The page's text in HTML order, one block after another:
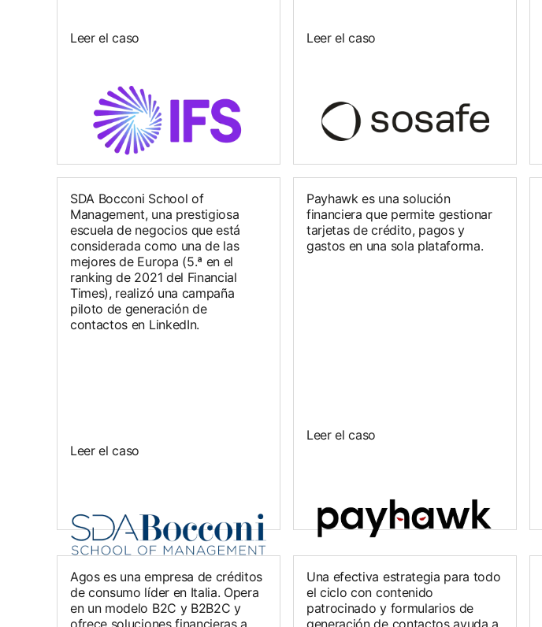
Leer el caso Leer el caso
SDA Bocconi School of
Management, una prestigiosa
escuela de negocios que está
considerada como una de las
mejores de Europa (5.ª en el
ranking de 2021 del Financial
Times), realizó una campaña
piloto de generación de
contactos en LinkedIn.
Leer el caso
Payhawk es una solución
financiera que permite gestionar
tarjetas de crédito, pagos y
gastos en una sola plataforma.
Leer el caso
Agos es una empresa de créditos
de consumo líder en Italia. Opera
en un modelo B2C y B2B2C y
ofrece soluciones financieras a
Una efectiva estrategia para todo
el ciclo con contenido
patrocinado y formularios de
generación de contactos ayuda a